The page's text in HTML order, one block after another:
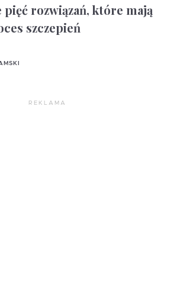
rozwiązań, które mają
szczepień
REKLAMA